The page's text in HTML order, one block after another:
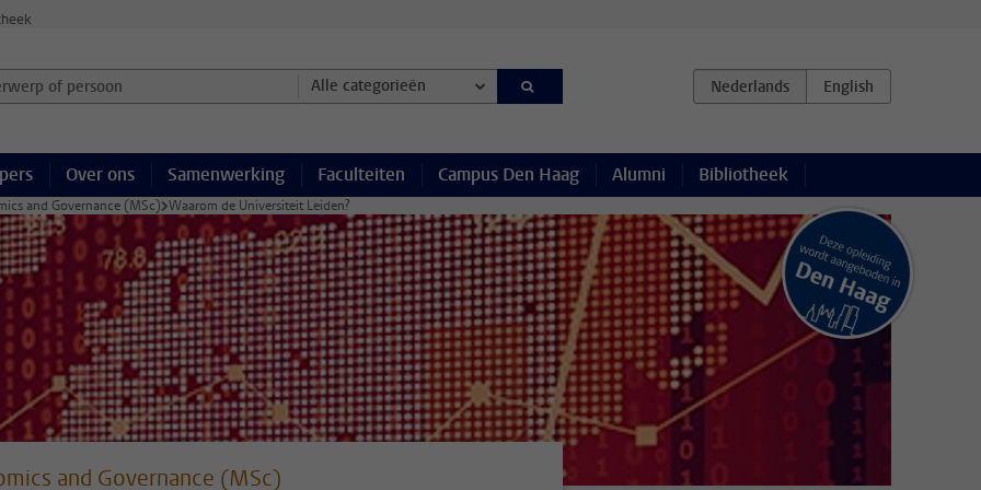
of persoon en selecteer categorie Alle categorieën
Over ons Samenwerking Faculteiten Campus Den Haag Alumni Bibliotheek
and Governance (MSc) Waarom de Universiteit Leiden?
and Governance (MSc)